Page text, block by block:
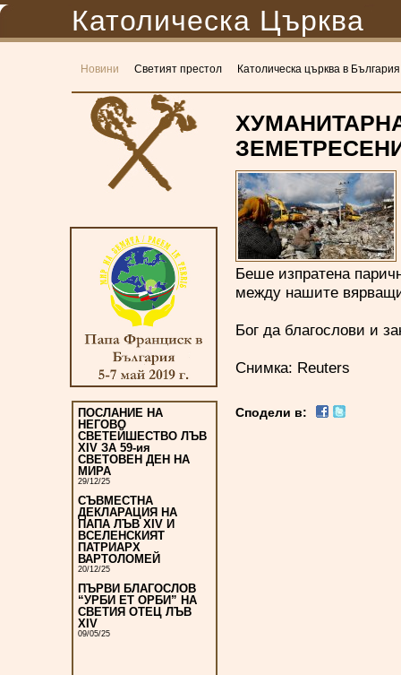
Католическа Църква
Новини Светият престол Католическа църква в България
ПОСЛАНИЕ НА
НЕГОВО
СВЕТЕЙШЕСТВО ЛЪВ
XIV ЗА 59-ия
СВЕТОВЕН ДЕН НА
МИРА
29/12/25
СЪВМЕСТНА
ДЕКЛАРАЦИЯ НА
ПАПА ЛЪВ XIV И
ВСЕЛЕНСКИЯТ
ПАТРИАРХ
ВАРТОЛОМЕЙ
20/12/25
ПЪРВИ БЛАГОСЛОВ
“УРБИ ЕТ ОРБИ” НА
СВЕТИЯ ОТЕЦ ЛЪВ
XIV
09/05/25
Беше изпратена
между нашите
Бог да благослови и
Снимка: Reuters
Сподели в: